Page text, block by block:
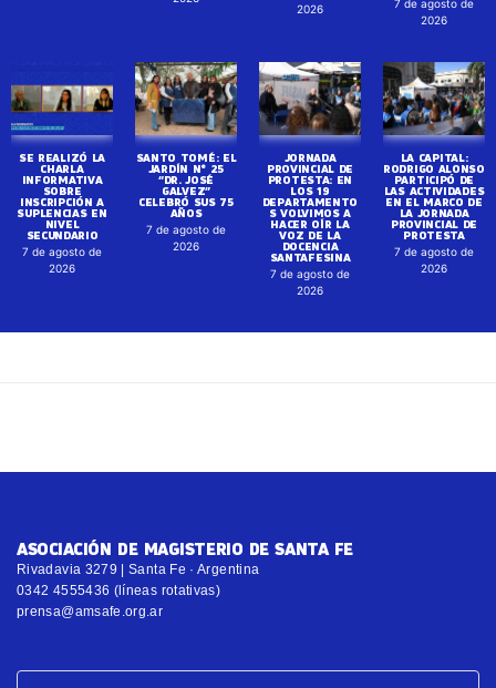
2026
7 de agosto de
2026
SE REALIZÓ LA
CHARLA
INFORMATIVA
SOBRE
INSCRIPCIÓN A
SUPLENCIAS EN
NIVEL
SECUNDARIO
7 de agosto de
2026
SANTO TOMÉ: EL
JARDÍN N° 25
“DR. JOSÉ
GALVEZ”
CELEBRÓ SUS 75
AÑOS
7 de agosto de
2026
JORNADA
PROVINCIAL DE
PROTESTA: EN
LOS 19
DEPARTAMENTO
S VOLVIMOS A
HACER OÍR LA
VOZ DE LA
DOCENCIA
SANTAFESINA
7 de agosto de
2026
LA CAPITAL:
RODRIGO ALONSO
PARTICIPÓ DE
LAS ACTIVIDADES
EN EL MARCO DE
LA JORNADA
PROVINCIAL DE
PROTESTA
7 de agosto de
2026
ASOCIACIÓN DE MAGISTERIO DE SANTA FE
Rivadavia 3279 | Santa Fe · Argentina
0342 4555436 (líneas rotativas)
prensa@amsafe.org.ar